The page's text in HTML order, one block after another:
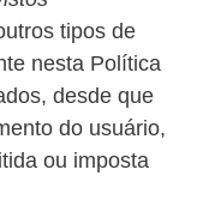
tipos de
nesta Política
desde que
do usuário,
ou imposta